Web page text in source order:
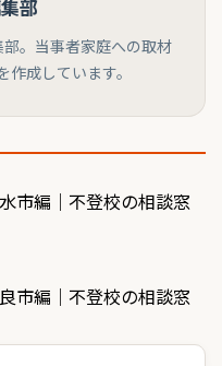
部
。当事者家庭への取材
成しています。
市編｜不登校の相談窓
市編｜不登校の相談窓